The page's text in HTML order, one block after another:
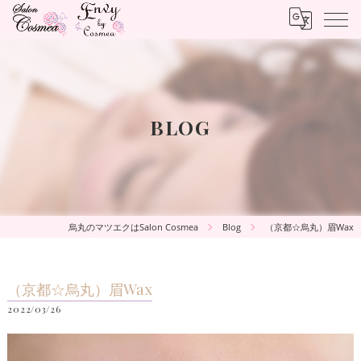
BLOG
烏丸のマツエクはSalon Cosmea Blog （京都☆烏丸）眉Wax
（京都☆烏丸）眉Wax
2022/03/26